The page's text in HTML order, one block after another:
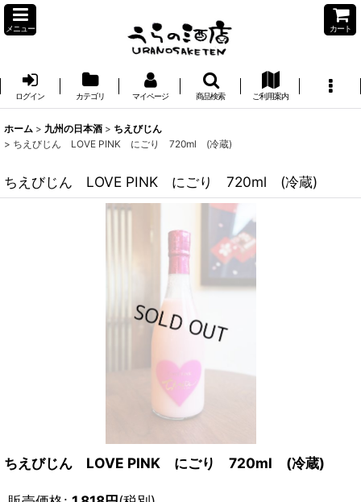
メニュー カート
ログイン カテゴリ マイページ 商品検索 ご利用案内
ホーム > 九州の日本酒 > ちえびじん
> ちえびじん LOVE PINK にごり 720ml (冷蔵)
ちえびじん LOVE PINK にごり 720ml (冷蔵)
ちえびじん LOVE PINK にごり 720ml (冷蔵)